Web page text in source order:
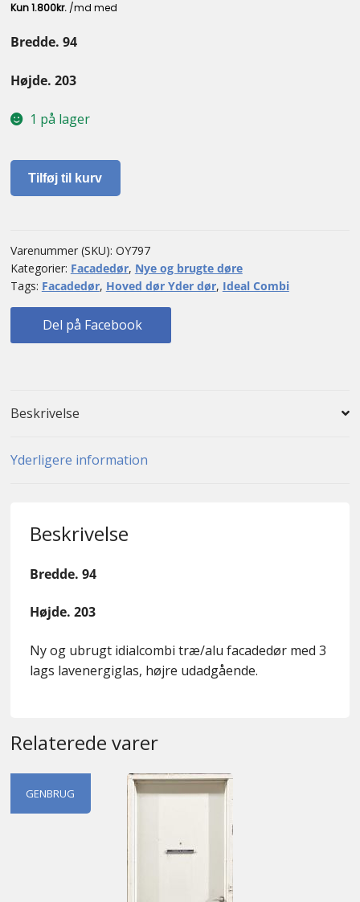
Bredde. 94
Højde. 203
1 på lager
Facadedør
antal
Tilføj til kurv
Varenummer (SKU): OY797
Kategorier: Facadedør, Nye og brugte døre
Tags: Facadedør, Hoved dør Yder dør, Ideal Combi
Del på Facebook
Beskrivelse
Yderligere information
Beskrivelse
Bredde. 94
Højde. 203
Ny og ubrugt idialcombi træ/alu facadedør med 3
lags lavenergiglas, højre udadgående.
Relaterede varer
GENBRUG